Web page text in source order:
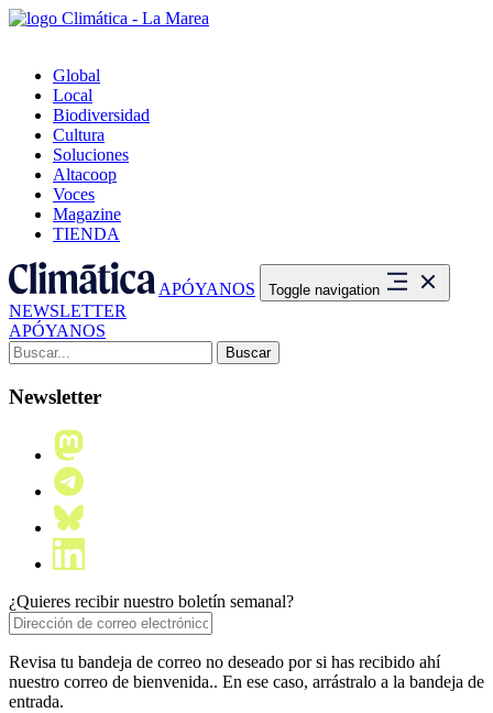
Global
Local
Biodiversidad
Cultura
Soluciones
Altacoop
Voces
Magazine
TIENDA
APÓYANOS Toggle navigation
NEWSLETTER
APÓYANOS
Buscar:
Newsletter
¿Quieres recibir nuestro boletín semanal?
Revisa tu bandeja de correo no deseado por si has recibido ahí
nuestro correo de bienvenida.. En ese caso, arrástralo a la bandeja de
entrada.